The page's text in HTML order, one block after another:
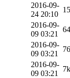
2016-09-
24 20:10
2016-09-
09 03:21
2016-09-
09 03:21
2016-09-
09 03:21
7k